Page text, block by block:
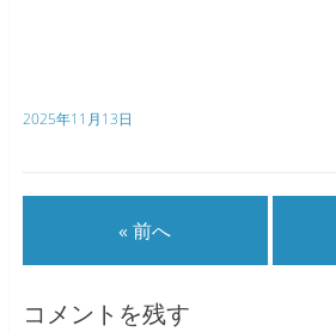
2025年11月13日
« 前へ
コメントを残す